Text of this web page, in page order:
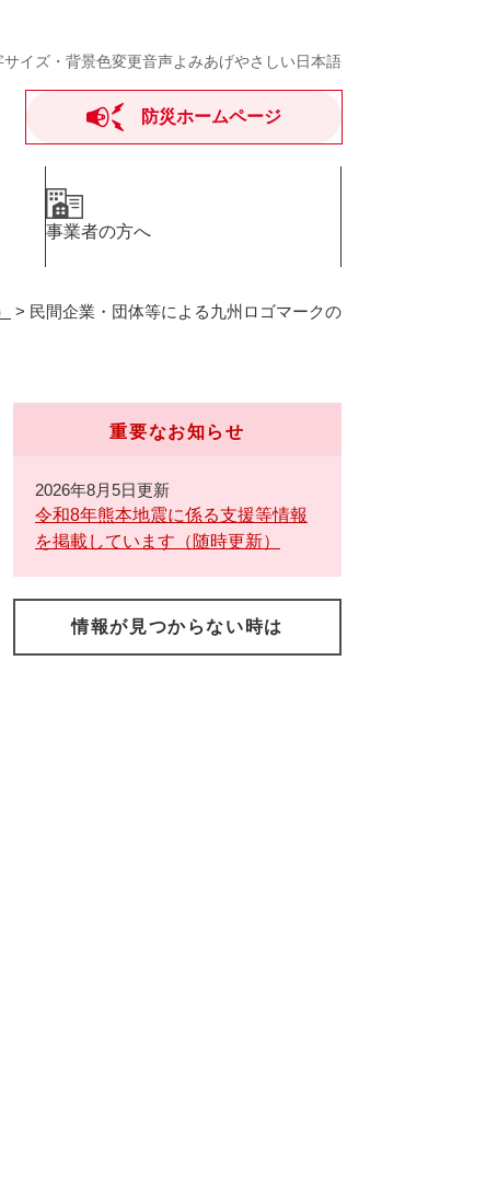
サイズ・背景色変更音声よみあげやさしい日本語
防災ホームページ
事業者の方へ
> 民間企業・団体等による九州ロゴマークの
重要なお知らせ
2026年8月5日更新
令和8年熊本地震に係る支援等情報
を掲載しています（随時更新）
情報が見つからない時は